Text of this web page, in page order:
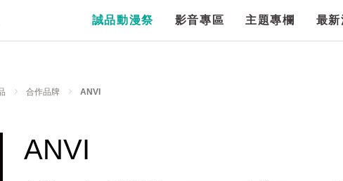
誠品動漫祭 影音專區 主題專欄 最新
合作品牌 ANVI
ANVI